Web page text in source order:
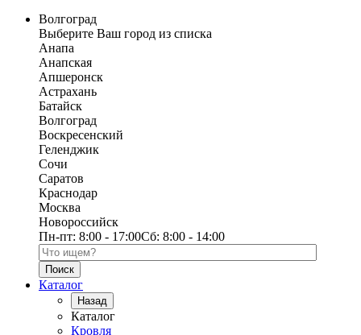
Волгоград
Выберите Ваш город из списка
Анапа
Анапская
Апшеронск
Астрахань
Батайск
Волгоград
Воскресенский
Геленджик
Сочи
Саратов
Краснодар
Москва
Новороссийск
Пн-пт: 8:00 - 17:00Сб: 8:00 - 14:00
Поиск по каталогу
Каталог
Назад
Каталог
Кровля